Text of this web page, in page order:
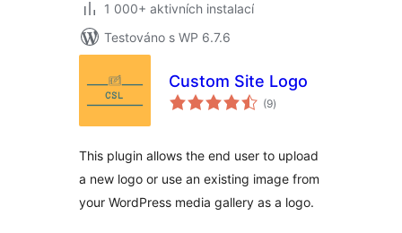
1 000+ aktivních instalací
Testováno s WP 6.7.6
Custom Site Logo
(9celkové
hodnocení
)
This plugin allows the end user to upload
a new logo or use an existing image from
your WordPress media gallery as a logo.